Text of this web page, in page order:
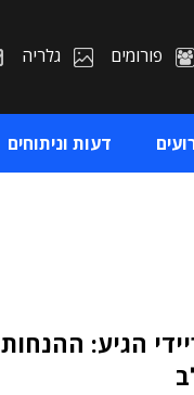
פורומים גלריה
דעות וניתוחים
הגיע: